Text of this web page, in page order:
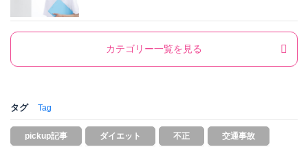
カテゴリー一覧を見る
タグ Tag
pickup記事 ダイエット 不正 交通事故